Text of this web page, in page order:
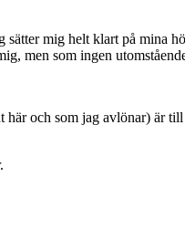
mig helt klart på mina
men som ingen
här och som jag avlönar) är